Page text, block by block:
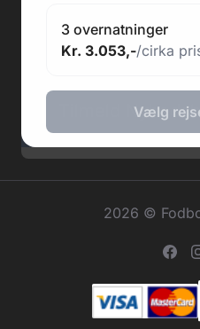
3 overnatninger
Kr. 3.053,-/cirka
Vælg
Adresse kontor:
2860 Søborg
CVR: 41967218
Tilmeld
2026 ©